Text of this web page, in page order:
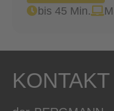
bis 45 Min.
KONTAKT